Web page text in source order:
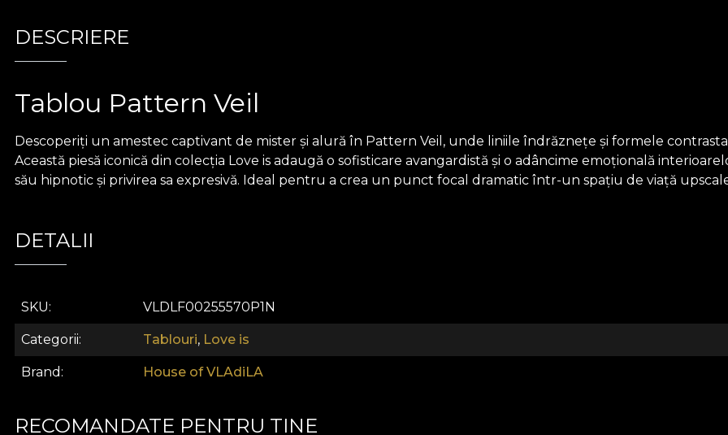
DESCRIERE
Tablou Pattern Veil
Descoperiți un amestec captivant de mister și alură în Pattern Veil, unde liniile îndrăznețe și formele
Această piesă iconică din colecția Love is adaugă o sofisticare avangardistă și o adâncime emoțională
său hipnotic și privirea sa expresivă. Ideal pentru a crea un punct focal dramatic într-un spațiu de viață
DETALII
SKU VLDLF00255570P1N
Categorii Tablouri, Love is
Brand House of VLAdiLA
RECOMANDATE PENTRU TINE